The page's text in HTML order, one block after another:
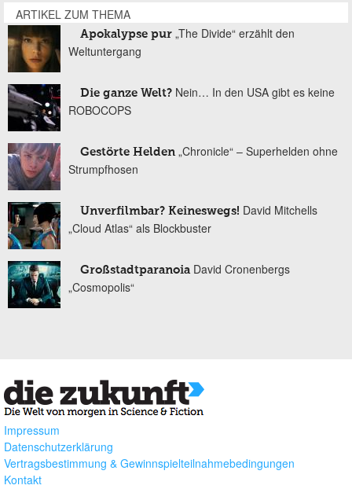
ARTIKEL ZUM THEMA
Apokalypse pur „The Divide“ erzählt den
Weltuntergang
Die ganze Welt? Nein… In den USA gibt es keine
ROBOCOPS
Gestörte Helden „Chronicle“ – Superhelden ohne
Strumpfhosen
Unverfilmbar? Keineswegs! David Mitchells
„Cloud Atlas“ als Blockbuster
Großstadtparanoia David Cronenbergs
„Cosmopolis“
Impressum
Datenschutzerklärung
Vertragsbestimmung & Gewinnspielteilnahmebedingungen
Kontakt